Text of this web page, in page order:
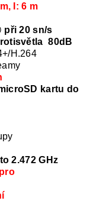
I: 6 m
při 20 sn/s
80dB
H.264
kartu do
2.472 GHz